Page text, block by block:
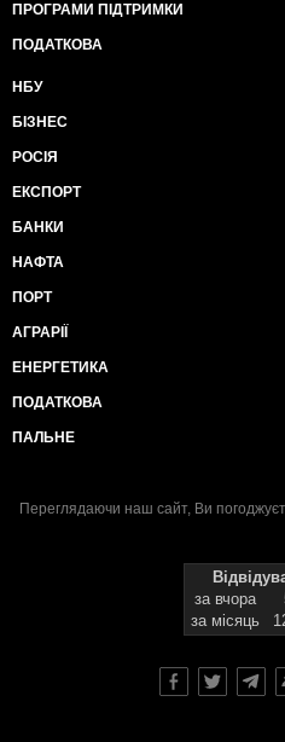
ПРОГРАМИ ПІДТРИМКИ
ПОДАТКОВА
НБУ
БІЗНЕС
РОСІЯ
ЕКСПОРТ
БАНКИ
НАФТА
ПОРТ
АГРАРІЇ
ЕНЕРГЕТИКА
ПОДАТКОВА
ПАЛЬНЕ
Переглядаючи наш сайт, Ви
за вчора
за місяць